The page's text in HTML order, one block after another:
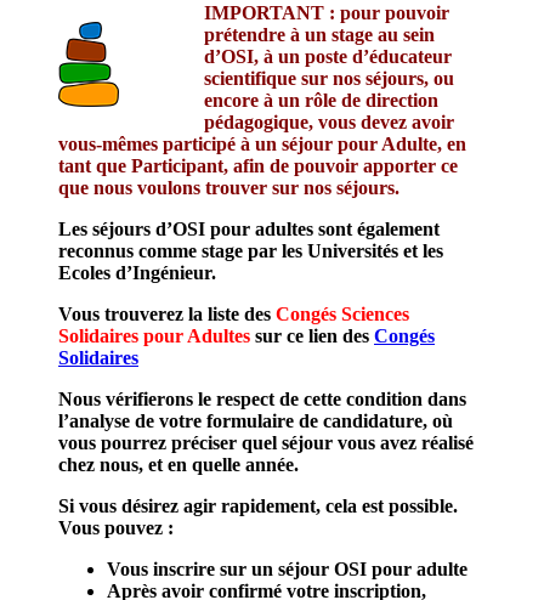
IMPORTANT : pour pouvoir
prétendre à un stage au sein
d’OSI, à un poste d’éducateur
scientifique sur nos séjours, ou
encore à un rôle de direction
pédagogique, vous devez avoir
vous-mêmes participé à un séjour pour Adulte, en
tant que Participant, afin de pouvoir apporter ce
que nous voulons trouver sur nos séjours.
Les séjours d’OSI pour adultes sont également
reconnus comme stage par les Universités et les
Ecoles d’Ingénieur.
Vous trouverez la liste des Congés Sciences
Solidaires pour Adultes sur ce lien des Congés
Solidaires
Nous vérifierons le respect de cette condition dans
l’analyse de votre formulaire de candidature, où
vous pourrez préciser quel séjour vous avez réalisé
chez nous, et en quelle année.
Si vous désirez agir rapidement, cela est possible.
Vous pouvez :
Vous inscrire sur un séjour OSI pour adulte
Après avoir confirmé votre inscription,